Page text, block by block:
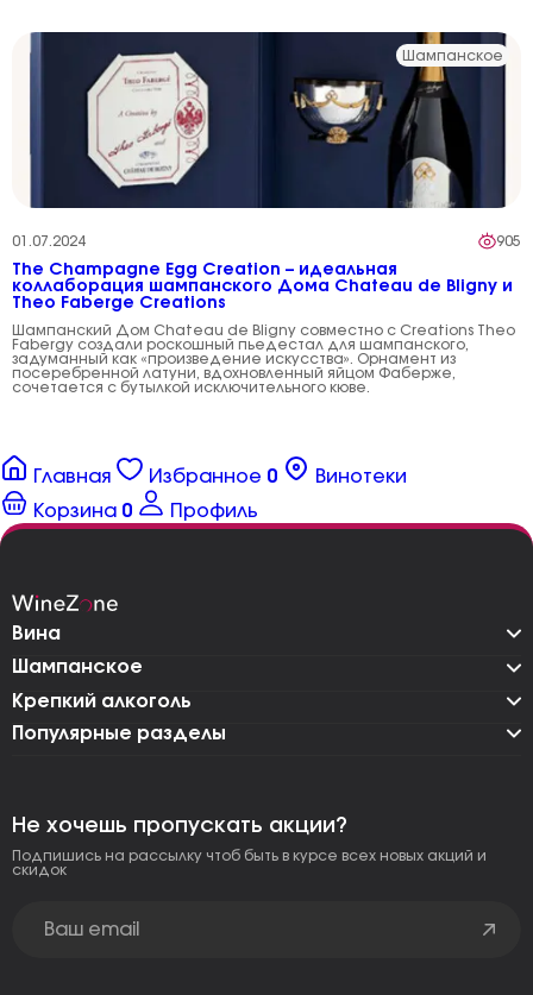
Шампанское
01.07.2024 905
The Champagne Egg Creation – идеальная
коллаборация шампанского Дома Chateau de Bligny и
Theo Faberge Creations
Шампанский Дом Chateau de Bligny совместно с Creations Theo
Fabergу создали роскошный пьедестал для шампанского,
задуманный как «произведение искусства». Орнамент из
посеребренной латуни, вдохновленный яйцом Фаберже,
сочетается с бутылкой исключительного кюве.
Главная Избранное 0
Винотеки
Корзина 0 Профиль
Вина
Шампанское
Крепкий алкоголь
Популярные разделы
Не хочешь пропускать акции?
Подпишись на рассылку чтоб быть в курсе всех новых акций и
скидок